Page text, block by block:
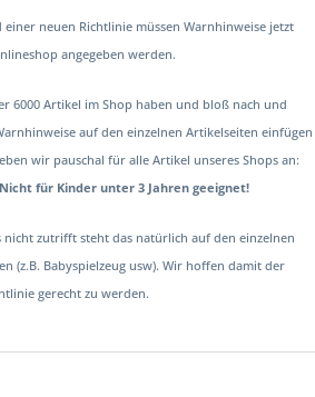
einer neuen Richtlinie müssen Warnhinweise jetzt
angegeben werden.
6000 Artikel im Shop haben und bloß nach und
auf den einzelnen Artikelseiten einfügen
wir pauschal für alle Artikel unseres Shops an:
für Kinder unter 3 Jahren geeignet!
nicht zutrifft steht das natürlich auf den einzelnen
(z.B. Babyspielzeug usw). Wir hoffen damit der
gerecht zu werden.